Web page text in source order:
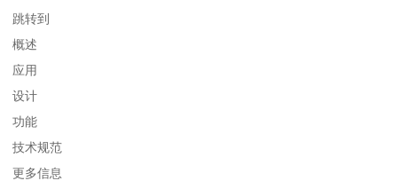
跳转到
概述
应用
设计
功能
技术规范
更多信息